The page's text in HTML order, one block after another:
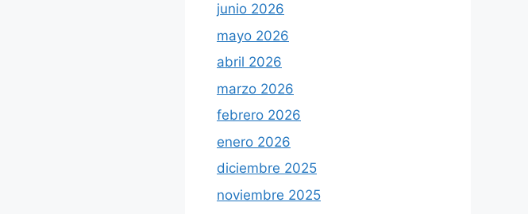
junio 2026
mayo 2026
abril 2026
marzo 2026
febrero 2026
enero 2026
diciembre 2025
noviembre 2025